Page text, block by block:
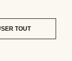
TOUT